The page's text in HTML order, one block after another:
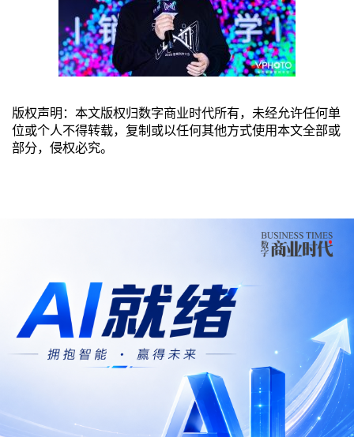
版权声明：本文版权归数字商业时代所有，未经允许任何单
位或个人不得转载，复制或以任何其他方式使用本文全部或
部分，侵权必究。